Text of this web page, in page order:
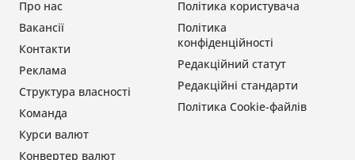
Політика користувача
Політика
конфіденційності
Редакційний статут
Редакційні стандарти
Політика Cookie-файлів
Про нас
Вакансії
Контакти
Реклама
Структура власності
Команда
Курси валют
Конвертер валют